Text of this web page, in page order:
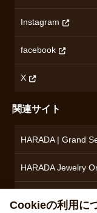
オメガ
ロンジン
ブランド一覧を見る
プライバシーポリシー
無断転載・商用利用
コンテンツ制作ポリ
Instagram
facebook
X
関連サイト
HARADA | Grand
HARADA Jewelry
Cookieの利用に